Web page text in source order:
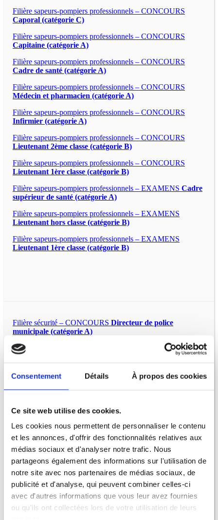
Consentement Détails À propos des cookies
Ce site web utilise des cookies.
Les cookies nous permettent de personnaliser le contenu
et les annonces, d'offrir des fonctionnalités relatives aux
médias sociaux et d'analyser notre trafic. Nous
partageons également des informations sur l'utilisation de
notre site avec nos partenaires de médias sociaux, de
publicité et d'analyse, qui peuvent combiner celles-ci
avec d'autres informations que vous leur avez fournies
ou qu'ils ont collectées lors de votre utilisation de leurs
Filière sapeurs-pompiers professionnels – CONCOURS
Caporal (catégorie C)
Filière sapeurs-pompiers professionnels – CONCOURS
Capitaine (catégorie A)
Filière sapeurs-pompiers professionnels – CONCOURS
Cadre de santé (catégorie A)
Filière sapeurs-pompiers professionnels – CONCOURS
Médecin et pharmacien (catégorie A)
Filière sapeurs-pompiers professionnels – CONCOURS
Infirmier (catégorie A)
Filière sapeurs-pompiers professionnels – CONCOURS
Lieutenant 2ème classe (catégorie B)
Filière sapeurs-pompiers professionnels – CONCOURS
Lieutenant 1ère classe (catégorie B)
Filière sapeurs-pompiers professionnels – EXAMENS Cadre
supérieur de santé (catégorie A)
Filière sapeurs-pompiers professionnels – EXAMENS
Lieutenant hors classe (catégorie B)
Filière sapeurs-pompiers professionnels – EXAMENS
Lieutenant 1ère classe (catégorie B)
Filière sécurité – CONCOURS Directeur de police
municipale (catégorie A)
Filière sécurité – CONCOURS
Chef de service de police
municipale (catégorie B)
Filière sécurité – CONCOURS
Gardien de police
municipale promotion interne (catégorie A)
Filière sécurité – EXAMENSChef de service de police
municipale principal de 1ère classe (catégorie B)
Filière sécurité – EXAMENSChef de service de police
municipale principal de 2ème classe (catégorie B)
Filière sécurité – EXAMENSChef de service de police
municipale promotion interne (catégorie B)